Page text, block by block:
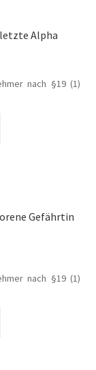
Alpha
Alpha
nach §19 (1)
Gefährtin
nach §19 (1)